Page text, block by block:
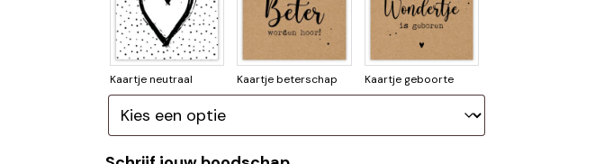
Kaartje neutraal Kaartje beterschap Kaartje geboorte